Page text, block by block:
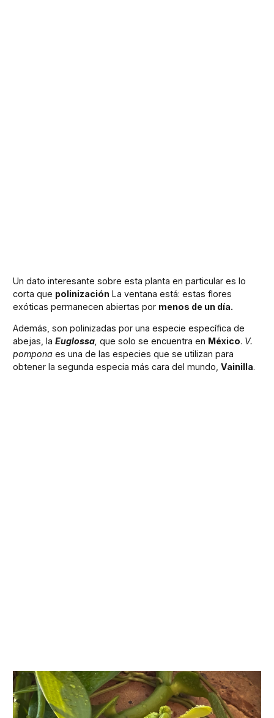
Un dato interesante sobre esta planta en particular es lo
corta que polinización La ventana está: estas flores
exóticas permanecen abiertas por menos de un día.
Además, son polinizadas por una especie específica de
abejas, laEuglossa que solo se encuentra en México. V.
pompona es una de las especies que se utilizan para
obtener la segunda especia más cara del mundo,Vainilla.